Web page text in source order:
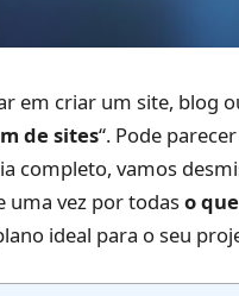
em criar um site, blog
de sites“. Pode
completo, vamos
uma vez por todaso
ideal para o seu